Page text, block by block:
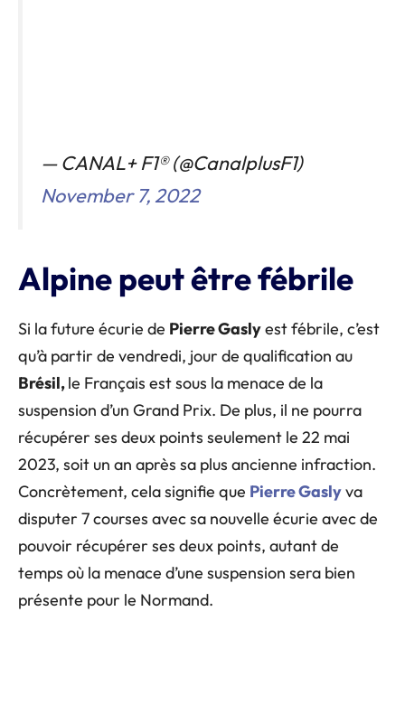
— CANAL+ F1® (@CanalplusF1)
November 7, 2022
Alpine peut être fébrile
Si la future écurie de Pierre Gaslyest fébrile, c’est
qu’à partir de vendredi, jour de qualification au
Brésil,le Français est sous la menace de la
suspension d’un Grand Prix. De plus, il ne pourra
récupérer ses deux points seulement le 22 mai
2023, soit un an après sa plus ancienne infraction.
Concrètement, cela signifie que Pierre Gaslyva
disputer 7 courses avec sa nouvelle écurie avec de
pouvoir récupérer ses deux points, autant de
temps où la menace d’une suspension sera bien
présente pour le Normand.